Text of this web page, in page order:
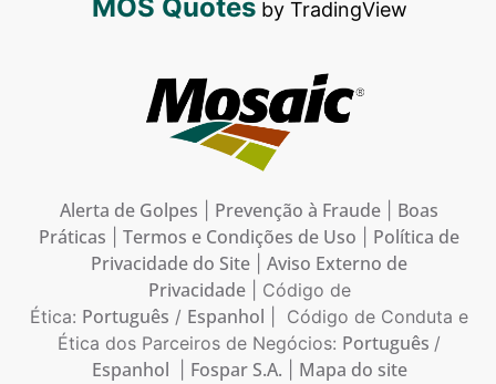
MOS Quotesby TradingView
Alerta de Golpes Prevenção à Fraude
Boas
Práticas
Termos e Condições de Uso
Política de
Privacidade do Site
Aviso Externo de
Privacidade| Código de
Ética: Português / Espanhol | Código de Conduta e
Ética dos Parceiros de Negócios: Português /
Espanhol Fospar S.A. Mapa do site